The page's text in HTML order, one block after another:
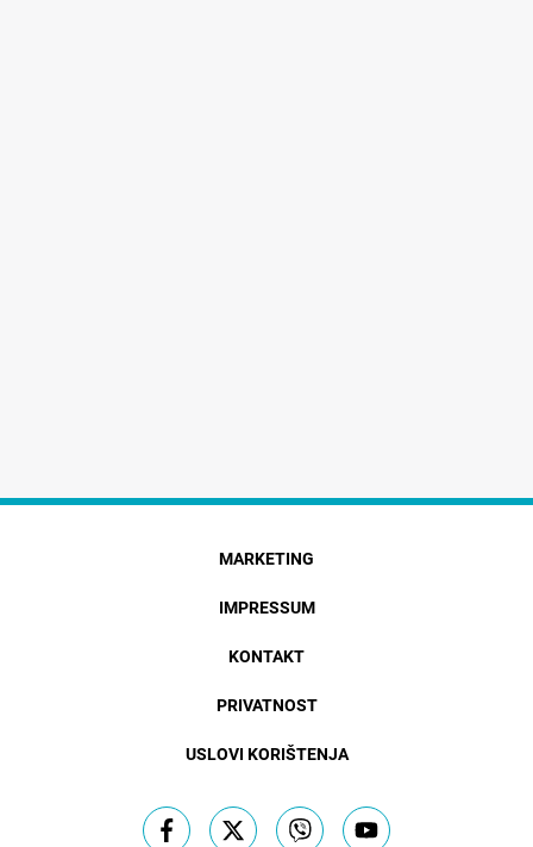
MARKETING
IMPRESSUM
KONTAKT
PRIVATNOST
USLOVI KORIŠTENJA